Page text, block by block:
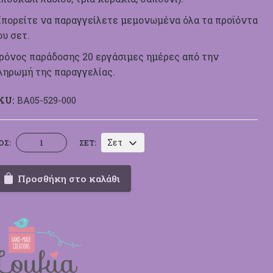
να παραγγείλετε μεμονωμένα όλα τα προϊόντα
σετ.
παράδοσης 20 εργάσιμες ημέρες από την
της παραγγελίας.
BA05-529-000
Βαπτιστικό
Σετ
529
ποσότητα
ΣΕΤ: Σετ
Προσθήκη στο καλάθι